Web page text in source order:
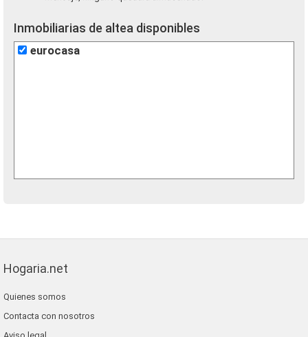
Inmobiliarias de altea disponibles
eurocasa
Hogaria.net
Quienes somos
Contacta con nosotros